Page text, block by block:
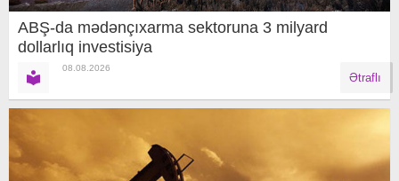
ABŞ-da mədənçıxarma sektoruna 3 milyard
dollarlıq investisiya
08.08.2026
Ətraflı